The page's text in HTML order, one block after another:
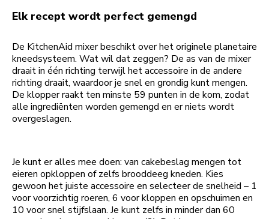
Elk recept wordt perfect gemengd
De KitchenAid mixer beschikt over het originele planetaire
kneedsysteem. Wat wil dat zeggen? De as van de mixer
draait in één richting terwijl het accessoire in de andere
richting draait, waardoor je snel en grondig kunt mengen.
De klopper raakt ten minste 59 punten in de kom, zodat
alle ingrediënten worden gemengd en er niets wordt
overgeslagen.
Je kunt er alles mee doen: van cakebeslag mengen tot
eieren opkloppen of zelfs brooddeeg kneden. Kies
gewoon het juiste accessoire en selecteer de snelheid – 1
voor voorzichtig roeren, 6 voor kloppen en opschuimen en
10 voor snel stijfslaan. Je kunt zelfs in minder dan 60